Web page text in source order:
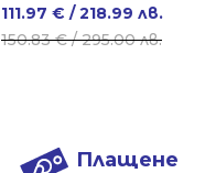
150.83€/ 295.00 лв.
Original
price
111.97 € / 218.99 лв.
Current
price
Плащене